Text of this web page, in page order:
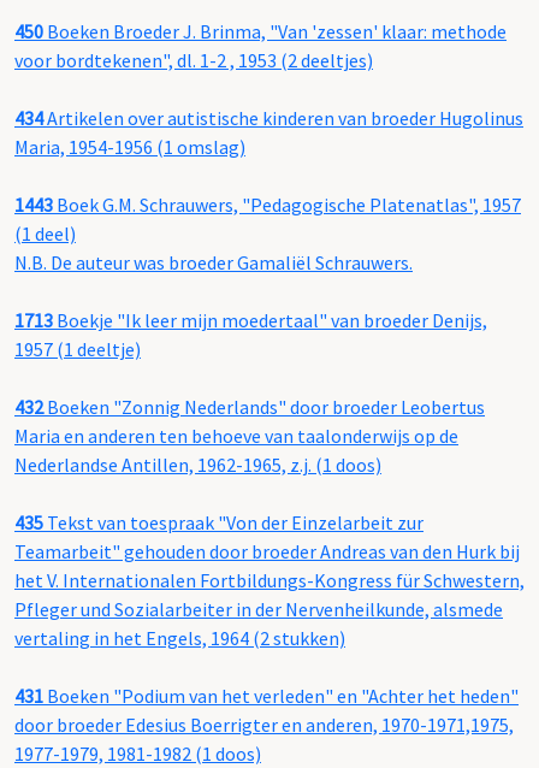
450 Boeken Broeder J. Brinma, "Van 'zessen' klaar: methode
voor bordtekenen", dl. 1-2 , 1953 (2 deeltjes)
434Artikelen over autistische kinderen van broeder Hugolinus
Maria, 1954-1956 (1 omslag)
1443 Boek G.M. Schrauwers, "Pedagogische Platenatlas", 1957
(1 deel)
N.B. De auteur was broeder Gamaliël Schrauwers.
1713 Boekje "Ik leer mijn moedertaal" van broeder Denijs,
1957 (1 deeltje)
432Boeken "Zonnig Nederlands" door broeder Leobertus
Maria en anderen ten behoeve van taalonderwijs op de
Nederlandse Antillen, 1962-1965, z.j. (1 doos)
435 Tekst van toespraak "Von der Einzelarbeit zur
Teamarbeit" gehouden door broeder Andreas van den Hurk bij
het V. Internationalen Fortbildungs-Kongress für Schwestern,
Pfleger und Sozialarbeiter in der Nervenheilkunde, alsmede
vertaling in het Engels, 1964 (2 stukken)
431 Boeken "Podium van het verleden" en "Achter het heden"
door broeder Edesius Boerrigter en anderen, 1970-1971,1975,
1977-1979, 1981-1982 (1 doos)